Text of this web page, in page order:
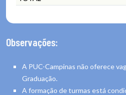
Observações:
A PUC-Campinas não oferece
Graduação.
A formação de turmas está